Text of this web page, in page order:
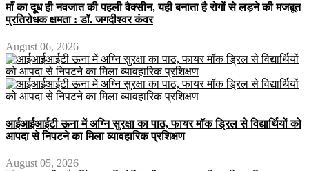
माँ का दूध ही नवजात की पहली वैक्सीन, यही बनाता है रोगों से लड़ने की मजबूत
प्रतिरोधक क्षमता : डॉ. जगदीश्वर कंवर
August 06, 2026
आईआईआईटी ऊना में अग्नि सुरक्षा का पाठ, फायर मॉक ड्रिल से विद्यार्थियों को
आपदा से निपटने का मिला व्यावहारिक प्रशिक्षण
August 05, 2026